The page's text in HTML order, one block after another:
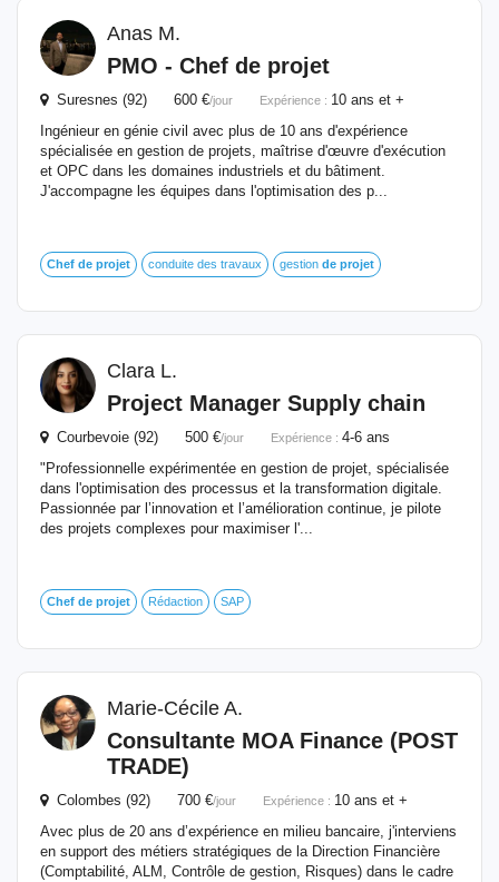
Anas M.
PMO - Chef de projet
Suresnes (92) 600 €/jour Expérience : 10 ans et +
Ingénieur en génie civil avec plus de 10 ans d'expérience
spécialisée en gestion de projets, maîtrise d'œuvre d'exécution
et OPC dans les domaines industriels et du bâtiment.
J'accompagne les équipes dans l'optimisation des p...
Chef de projet conduite des travaux gestion de projet
Clara L.
Project Manager Supply chain
Courbevoie (92) 500 €/jour Expérience : 4-6 ans
"Professionnelle expérimentée en gestion de projet, spécialisée
dans l'optimisation des processus et la transformation digitale.
Passionnée par l’innovation et l’amélioration continue, je pilote
des projets complexes pour maximiser l'...
Chef de projet Rédaction SAP
Marie-Cécile A.
Consultante MOA Finance (POST
TRADE)
Colombes (92) 700 €/jour Expérience : 10 ans et +
Avec plus de 20 ans d’expérience en milieu bancaire, j'interviens
en support des métiers stratégiques de la Direction Financière
(Comptabilité, ALM, Contrôle de gestion, Risques) dans le cadre